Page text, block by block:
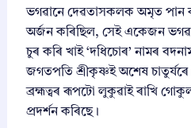
ভগৱানে দেৱতাসকলক অমৃত পান
অৰ্জন কৰিছিল, সেই একেজন
চুৰ কৰি খাই ‘দধিচোৰ’ নামৰ
জগতপতি শ্ৰীকৃষ্ণই অশেষ
ব্ৰহ্মত্বৰ ৰূপটো লুকুৱাই ৰাখি
প্ৰদৰ্শন কৰিছে।